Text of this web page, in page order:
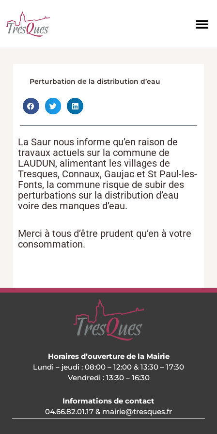
contenu
Perturbation de la distribution d’eau
La Saur nous informe qu’en raison de
travaux actuels sur la commune de
LAUDUN, alimentant les villages de
Tresques, Connaux, Gaujac et St Paul-les-
Fonts, la commune risque de subir des
perturbations sur la distribution d’eau
voire des manques d’eau.
Merci à tous d’être prudent qu’en à votre
consommation.
Horaires d’ouverture de la Mairie
Lundi – jeudi : 08:00 – 12:00 & 13:30 – 17:30
Vendredi : 13:30 – 16:30
Informations de contact
04.66.82.01.17 & mairie@tresques.fr